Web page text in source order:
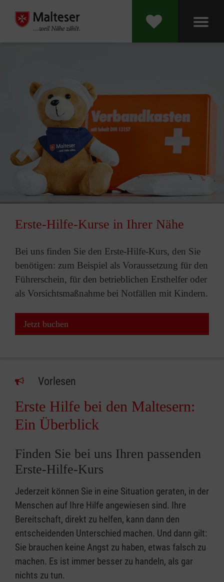
Erste-Hilfe-Kurse in Ihrer Nähe
Bei uns finden Sie den Erste-Hilfe-Kurs, den Sie
benötigen: zum Beispiel als Voraussetzung für den
Führerschein, für den betrieblichen Ersthelfer oder
als Vorsichtsmaßnahme bei Notfällen mit Kindern.
Jetzt buchen
Vorlesen
Erste Hilfe bei den Maltesern:
Ein Überblick
Finden Sie bei uns Ihren passenden
Erste-Hilfe-Kurs
Jederzeit können Sie in eine Situation geraten, in der
Menschen auf Ihre Hilfe angewiesen sind. Ihre
Bereitschaft, direkt zu helfen, kann dann den
entscheidenden Unterschied machen. Und dann gilt:
Sie brauchen keine Angst zu haben, etwas falsch zu
machen. Es ist immer besser zu handeln, als gar
nichts zu tun.